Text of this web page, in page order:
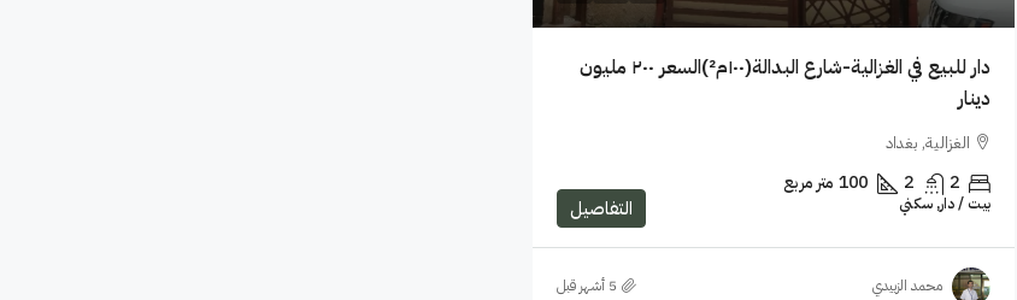
دار للبيع في الغزالية-شارع البدالة(١٠٠م²)السعر ٢٠٠ مليون
دينار
الغزالية, بغداد
2
2
100 متر مربع
بيت / دار, سكني التفاصيل
محمد الزبيدي